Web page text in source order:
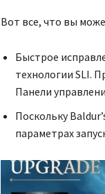
Вот все, что вы
Быстрое
технологии SLI.
Панели
Поскольку
параметрах